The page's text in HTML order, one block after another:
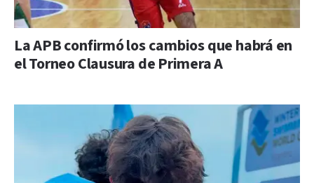
La APB confirmó los cambios que habrá en
el Torneo Clausura de Primera A